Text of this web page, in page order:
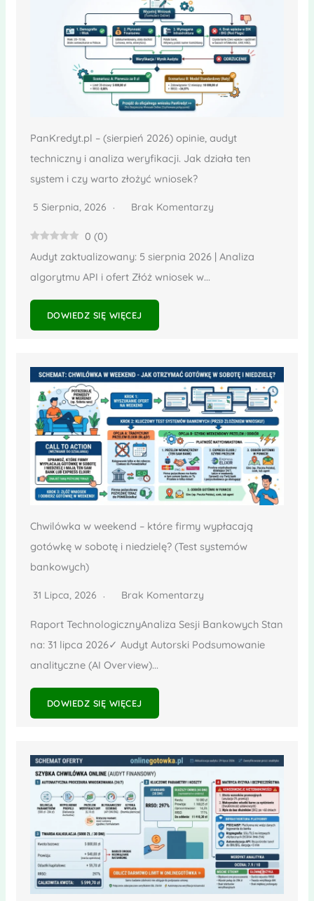
PanKredyt.pl – (sierpień 2026) opinie, audyt
techniczny i analiza weryfikacji. Jak działa ten
system i czy warto złożyć wniosek?
5 Sierpnia, 2026 Brak Komentarzy
0 (0)
Audyt zaktualizowany: 5 sierpnia 2026 | Analiza
algorytmu API i ofert Złóż wniosek w...
DOWIEDZ SIĘ WIĘCEJ
Chwilówka w weekend – które firmy wypłacają
gotówkę w sobotę i niedzielę? (Test systemów
bankowych)
31 Lipca, 2026 Brak Komentarzy
Raport TechnologicznyAnaliza Sesji Bankowych Stan
na: 31 lipca 2026✓ Audyt Autorski Podsumowanie
analityczne (AI Overview)...
DOWIEDZ SIĘ WIĘCEJ